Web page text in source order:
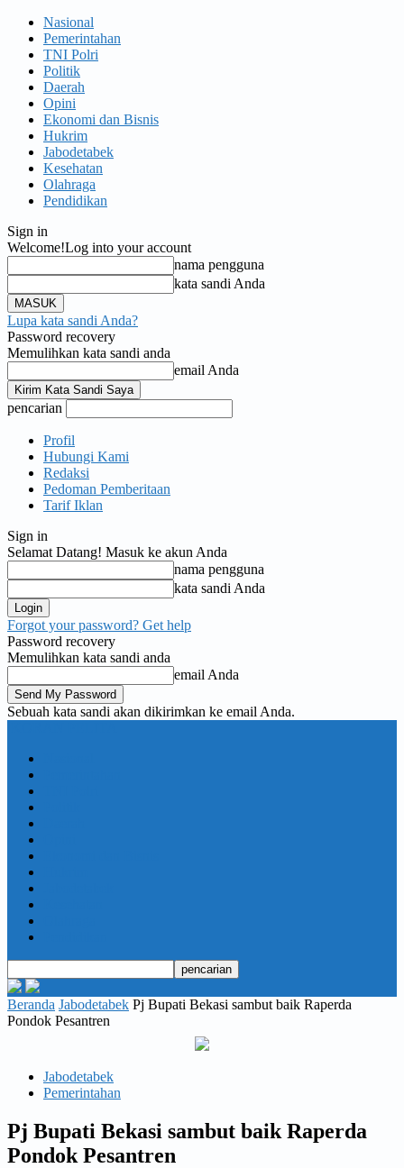
Nasional
Pemerintahan
TNI Polri
Politik
Daerah
Opini
Ekonomi dan Bisnis
Hukrim
Jabodetabek
Kesehatan
Olahraga
Pendidikan
Sign in
Welcome!Log into your account
nama pengguna
kata sandi Anda
Lupa kata sandi Anda?
Password recovery
Memulihkan kata sandi anda
email Anda
pencarian
Profil
Hubungi Kami
Redaksi
Pedoman Pemberitaan
Tarif Iklan
Sign in
Selamat Datang! Masuk ke akun Anda
nama pengguna
kata sandi Anda
Forgot your password? Get help
Password recovery
Memulihkan kata sandi anda
email Anda
Sebuah kata sandi akan dikirimkan ke email Anda.
Beranda Jabodetabek Pj Bupati Bekasi sambut baik Raperda
Pondok Pesantren
Jabodetabek
Pemerintahan
Pj Bupati Bekasi sambut baik Raperda
Pondok Pesantren